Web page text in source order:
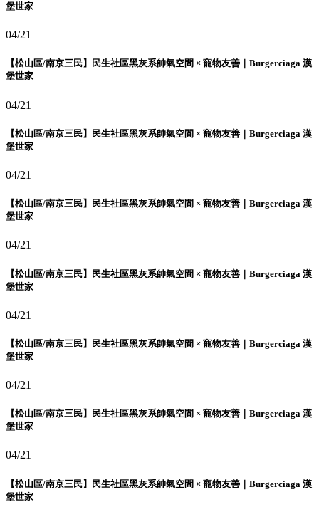
堡世家
04/21
【松山區/南京三民】民生社區黑灰系帥氣空間 × 寵物友善｜Burgerciaga 漢
堡世家
04/21
【松山區/南京三民】民生社區黑灰系帥氣空間 × 寵物友善｜Burgerciaga 漢
堡世家
04/21
【松山區/南京三民】民生社區黑灰系帥氣空間 × 寵物友善｜Burgerciaga 漢
堡世家
04/21
【松山區/南京三民】民生社區黑灰系帥氣空間 × 寵物友善｜Burgerciaga 漢
堡世家
04/21
【松山區/南京三民】民生社區黑灰系帥氣空間 × 寵物友善｜Burgerciaga 漢
堡世家
04/21
【松山區/南京三民】民生社區黑灰系帥氣空間 × 寵物友善｜Burgerciaga 漢
堡世家
04/21
【松山區/南京三民】民生社區黑灰系帥氣空間 × 寵物友善｜Burgerciaga 漢
堡世家